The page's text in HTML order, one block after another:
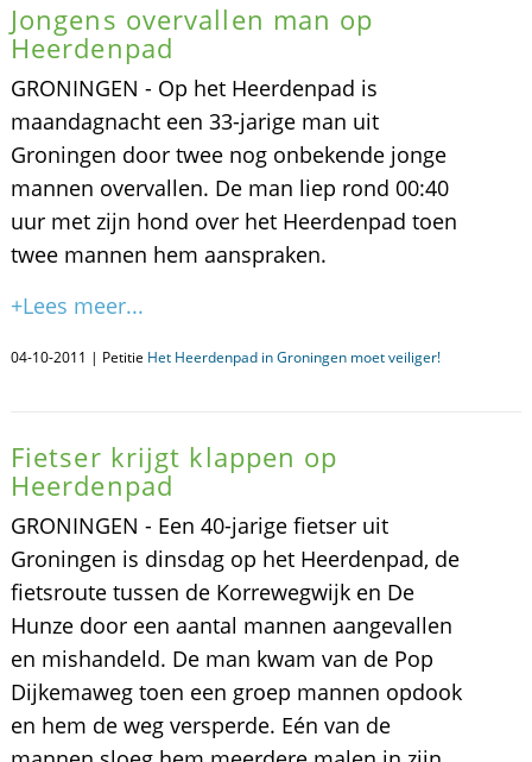
Jongens overvallen man op
Heerdenpad
GRONINGEN - Op het Heerdenpad is
maandagnacht een 33-jarige man uit
Groningen door twee nog onbekende jonge
mannen overvallen. De man liep rond 00:40
uur met zijn hond over het Heerdenpad toen
twee mannen hem aanspraken.
+Lees meer...
04-10-2011 | Petitie Het Heerdenpad in Groningen moet veiliger!
Fietser krijgt klappen op
Heerdenpad
GRONINGEN - Een 40-jarige fietser uit
Groningen is dinsdag op het Heerdenpad, de
fietsroute tussen de Korrewegwijk en De
Hunze door een aantal mannen aangevallen
en mishandeld. De man kwam van de Pop
Dijkemaweg toen een groep mannen opdook
en hem de weg versperde. Eén van de